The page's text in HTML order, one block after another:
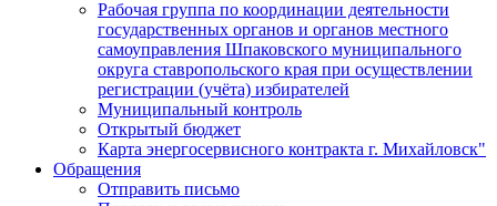
Рабочая группа по координации деятельности
государственных органов и органов местного
самоуправления Шпаковского муниципального
округа ставропольского края при осуществлении
регистрации (учёта) избирателей
Муниципальный контроль
Открытый бюджет
Карта энергосервисного контракта г. Михайловск"
Обращения
Отправить письмо